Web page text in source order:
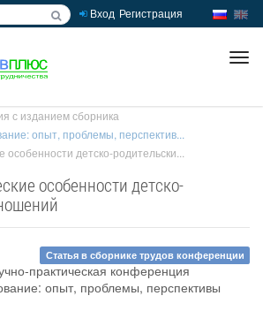
Вход Регистрация
с изданием сборника
опыт, проблемы, перспектив...
особенности детско-родительски...
особенности детско-
Статья в сборнике трудов конференции